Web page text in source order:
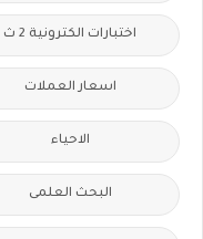
اختبارات الكترونية 2 ث
اسعار العملات
الاحياء
البحث العلمى